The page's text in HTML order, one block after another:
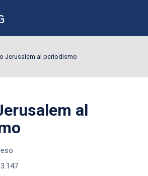
Jerusalem al periodismo
al
3.147